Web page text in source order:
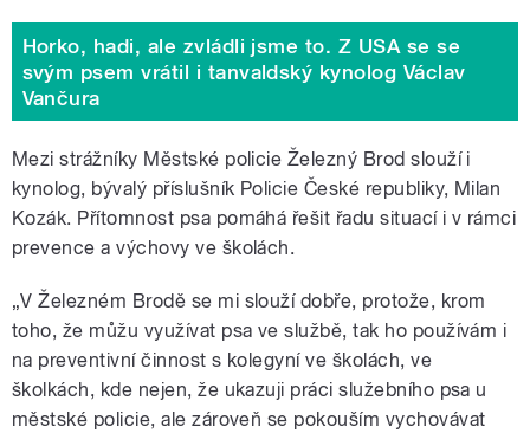
Horko, hadi, ale zvládli jsme to. Z USA se se
svým psem vrátil i tanvaldský kynolog Václav
Vančura
Mezi strážníky Městské policie Železný Brod slouží i
kynolog, bývalý příslušník Policie České republiky, Milan
Kozák. Přítomnost psa pomáhá řešit řadu situací i v rámci
prevence a výchovy ve školách.
„V Železném Brodě se mi slouží dobře, protože, krom
toho, že můžu využívat psa ve službě, tak ho používám i
na preventivní činnost s kolegyní ve školách, ve
školkách, kde nejen, že ukazuji práci služebního psa u
městské policie, ale zároveň se pokouším vychovávat